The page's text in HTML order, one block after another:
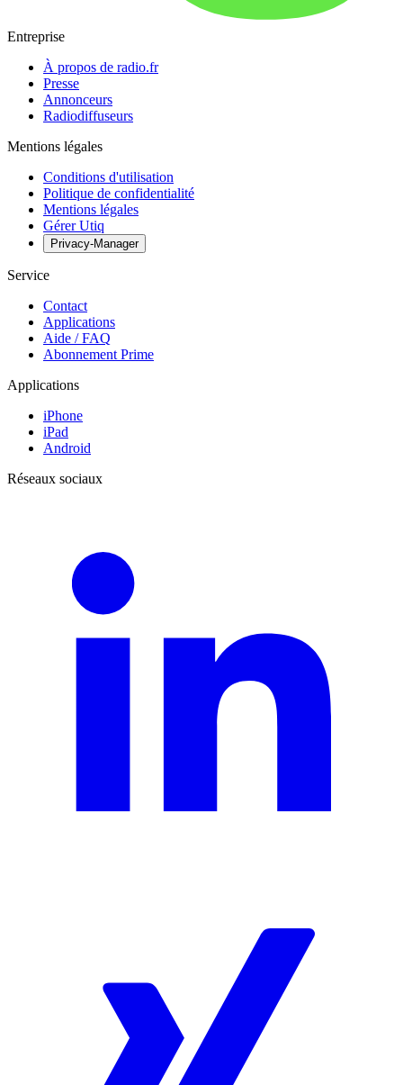
Entreprise
À propos de radio.fr
Presse
Annonceurs
Radiodiffuseurs
Mentions légales
Conditions d'utilisation
Politique de confidentialité
Mentions légales
Gérer Utiq
Privacy-Manager
Service
Contact
Applications
Aide / FAQ
Abonnement Prime
Applications
iPhone
iPad
Android
Réseaux sociaux